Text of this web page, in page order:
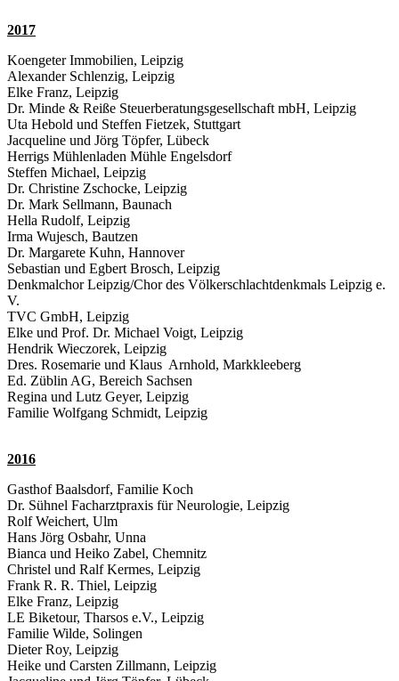
2017
Koengeter Immobilien, Leipzig
Alexander Schlenzig, Leipzig
Elke Franz, Leipzig
Dr. Minde & Reiße Steuerberatungsgesellschaft mbH, Leipzig
Uta Hebold und Steffen Fietzek, Stuttgart
Jacqueline und Jörg Töpfer, Lübeck
Herrigs Mühlenladen Mühle Engelsdorf
Steffen Michael, Leipzig
Dr. Christine Zschocke, Leipzig
Dr. Mark Sellmann, Baunach
Hella Rudolf, Leipzig
Irma Wujesch, Bautzen
Dr. Margarete Kuhn, Hannover
Sebastian und Egbert Brosch, Leipzig
Denkmalchor Leipzig/Chor des Völkerschlachtdenkmals Leipzig e.
V.
TVC GmbH, Leipzig
Elke und Prof. Dr. Michael Voigt, Leipzig
Hendrik Wieczorek, Leipzig
Dres. Rosemarie und Klaus Arnhold, Markkleeberg
Ed. Züblin AG, Bereich Sachsen
Regina und Lutz Geyer, Leipzig
Familie Wolfgang Schmidt, Leipzig
2016
Gasthof Baalsdorf, Familie Koch
Dr. Sühnel Facharztpraxis für Neurologie, Leipzig
Rolf Weichert, Ulm
Hans Jörg Osbahr, Unna
Bianca und Heiko Zabel, Chemnitz
Christel und Ralf Kermes, Leipzig
Frank R. R. Thiel, Leipzig
Elke Franz, Leipzig
LE Biketour, Tharsos e.V., Leipzig
Familie Wilde, Solingen
Dieter Roy, Leipzig
Heike und Carsten Zillmann, Leipzig